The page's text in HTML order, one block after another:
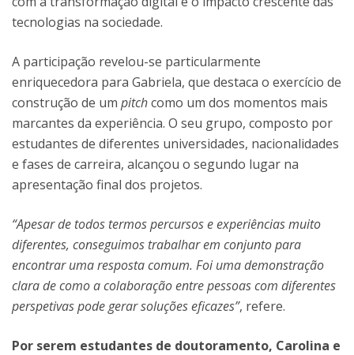
tecnologias na sociedade.
A participação revelou-se particularmente
enriquecedora para Gabriela, que destaca o exercício de
construção de um pitchcomo um dos momentos mais
marcantes da experiência. O seu grupo, composto por
estudantes de diferentes universidades, nacionalidades
e fases de carreira, alcançou o segundo lugar na
apresentação final dos projetos.
“Apesar de todos termos percursos e experiências muito
diferentes, conseguimos trabalhar em conjunto para
encontrar uma resposta comum. Foi uma demonstração
clara de como a colaboração entre pessoas com diferentes
perspetivas pode gerar soluções eficazes”, refere.
Por serem estudantes de doutoramento, Carolina e